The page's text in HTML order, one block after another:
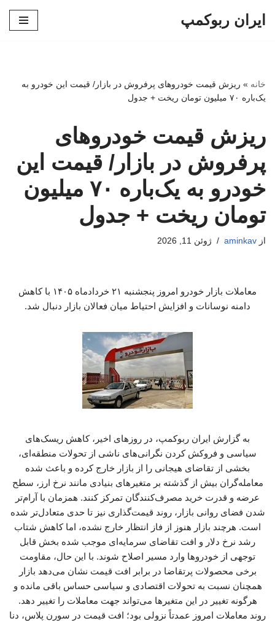
ایران ربوکمپ
خانه » ریزش قیمت خودروهای پرفروش در بازار/ قیمت این خودرو به
یک‌باره ۷۰ میلیون تومان ریخت + جدول
ریزش قیمت خودروهای
پرفروش در بازار/ قیمت این
خودرو به یک‌باره ۷۰ میلیون
تومان ریخت + جدول
از aminkav ژوئن 11, 2026
معاملات بازار خودرو امروز پنجشنبه ۲۱ خردادماه ۱۴۰۵ با کاهش
دامنه نوسانات و افزایش احتیاط میان فعالان بازار دنبال شد.
به گزارش ایران ربوکمپ، در روزهای اخیر، کاهش ریسک‌های
سیاسی و فروکش کردن نگرانی‌های ناشی از تحولات منطقه‌ای،
بخشی از تقاضای هیجانی را از بازار خارج کرده و باعث شده
معامله‌گران بیش از گذشته بر متغیرهای بنیادی مانند نرخ ارز، سطح
عرضه و قدرت خرید مصرف‌کنندگان تمرکز کنند. همزمان با آرام‌تر
شدن فضای روانی بازار، روند قیمت‌گذاری نیز تا حدی متعادل‌تر شده
است. هرچند بازار هنوز از فاز انتظار خارج نشده، اما کاهش شتاب
رشد نرخ دلار و افت تقاضای سرمایه‌ای موجب شده بخش قابل
توجهی از خودروها وارد مسیر اصلاح شوند. با این حال، مقاومت
برخی محصولات پرتقاضا در برابر افت قیمت نشان می‌دهد بازار
همچنان نسبت به تحولات اقتصادی و سیاسی حساس باقی مانده و
هرگونه تغییر در این متغیرها می‌تواند جهت معاملات را تغییر دهد.
روند معاملات امروز عمدتاً نزولی بود؛ افت قیمت در سورن پلاس، دنا